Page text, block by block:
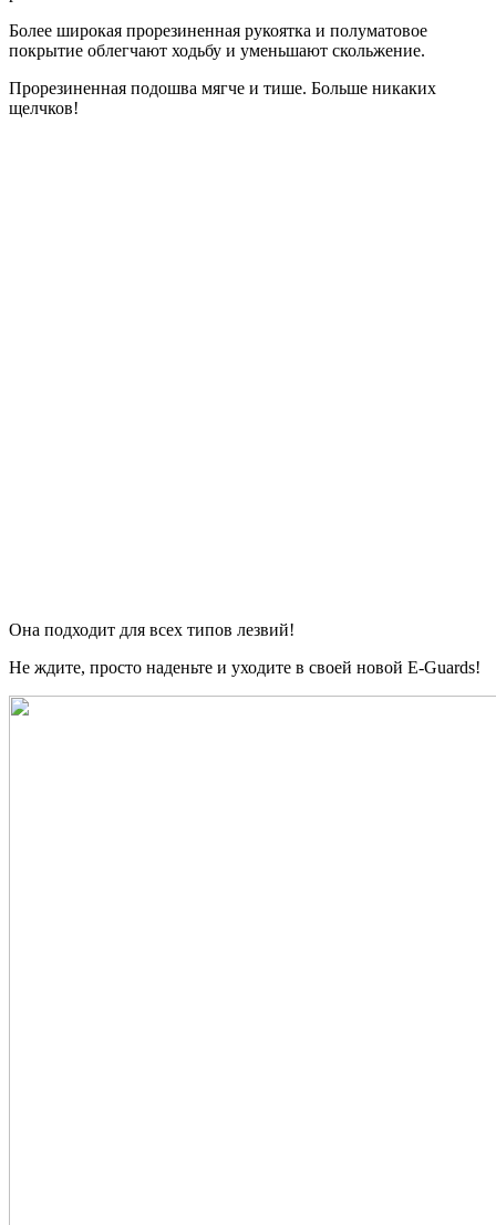
Более широкая прорезиненная рукоятка и полуматовое
покрытие облегчают ходьбу и уменьшают скольжение.
Прорезиненная подошва мягче и тише. Больше никаких
щелчков!
Она подходит для всех типов лезвий!
Не ждите, просто наденьте и уходите в своей новой E-Guards!